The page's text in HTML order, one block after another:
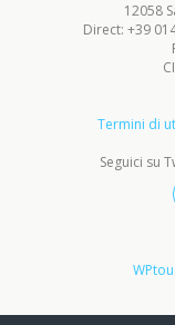
12058
Direct: +39
Termini di
Seguici su